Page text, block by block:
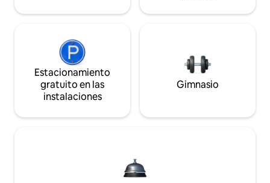
Estacionamiento
gratuito en las
instalaciones
Gimnasio